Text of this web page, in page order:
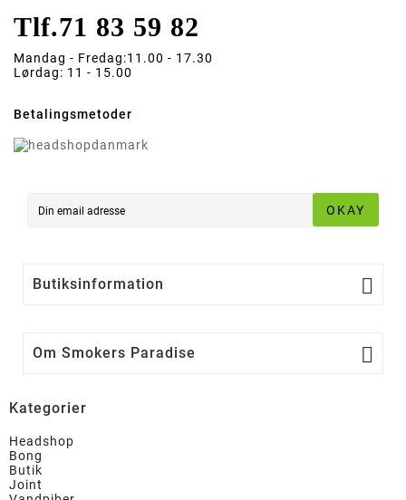
Tlf.71 83 59 82
Mandag - Fredag:11.00 - 17.30
Lørdag: 11 - 15.00
Betalingsmetoder
OKAY
Butiksinformation 
Om Smokers Paradise 
Kategorier
Headshop
Bong
Butik
Joint